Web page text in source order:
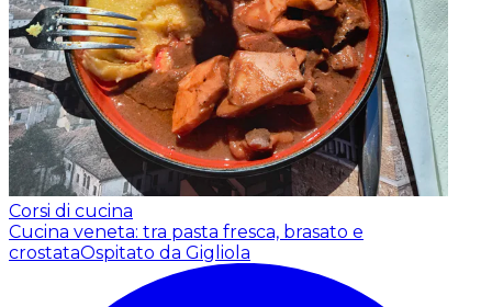
Corsi di cucina
Cucina veneta: tra pasta fresca, brasato e
crostataOspitato da Gigliola